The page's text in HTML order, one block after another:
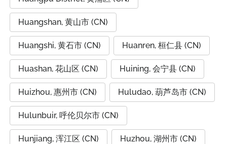
Huangshan, 黄山市 (CN)
Huangshi, 黄石市 (CN) Huanren, 桓仁县 (CN)
Huashan, 花山区 (CN) Huining, 会宁县 (CN)
Huizhou, 惠州市 (CN) Huludao, 葫芦岛市 (CN)
Hulunbuir, 呼伦贝尔市 (CN)
Hunjiang, 浑江区 (CN) Huzhou, 湖州市 (CN)